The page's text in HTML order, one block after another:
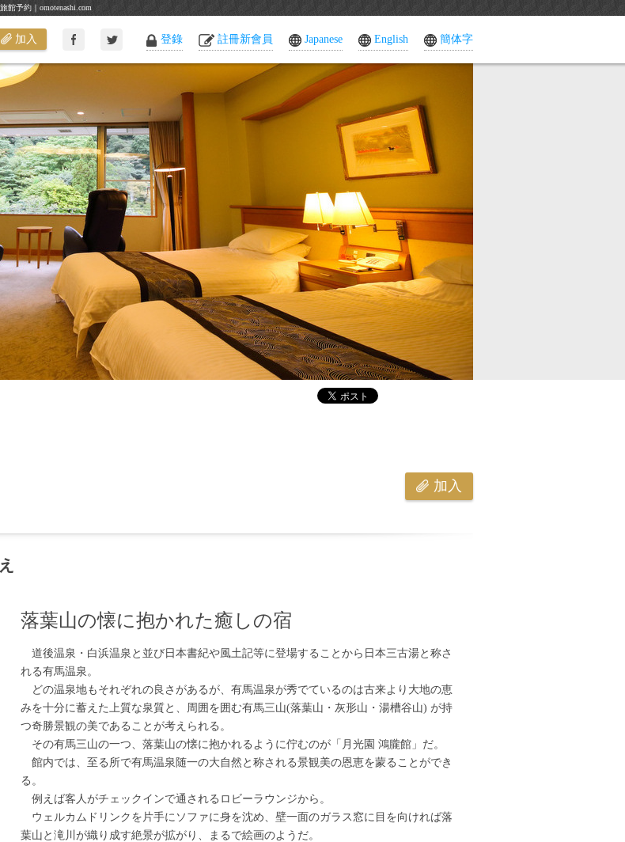
予約｜omotenashi.com
加入 登錄 註冊新會員 Japanese English 簡体字
加入
落葉山の懐に抱かれた癒しの宿
道後温泉・白浜温泉と並び日本書紀や風土記等に登場することから日本三古湯と称さ
れる有馬温泉。
どの温泉地もそれぞれの良さがあるが、有馬温泉が秀でているのは古来より大地の恵
みを十分に蓄えた上質な泉質と、周囲を囲む有馬三山(落葉山・灰形山・湯槽谷山) が持
つ奇勝景観の美であることが考えられる。
その有馬三山の一つ、落葉山の懐に抱かれるように佇むのが「月光園 鴻朧館」だ。
館内では、至る所で有馬温泉随一の大自然と称される景観美の恩恵を蒙ることができ
る。
例えば客人がチェックインで通されるロビーラウンジから。
ウェルカムドリンクを片手にソファに身を沈め、壁一面のガラス窓に目を向ければ落
葉山と滝川が織り成す絶景が拡がり、まるで絵画のようだ。